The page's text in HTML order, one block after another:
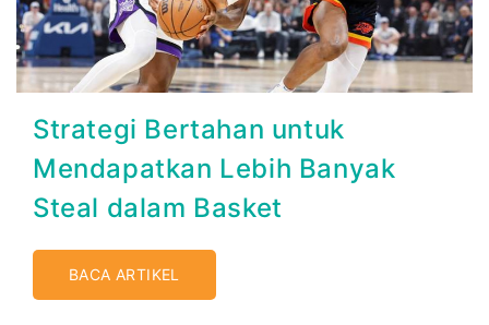
Strategi Bertahan untuk
Mendapatkan Lebih Banyak
Steal dalam Basket
BACA ARTIKEL